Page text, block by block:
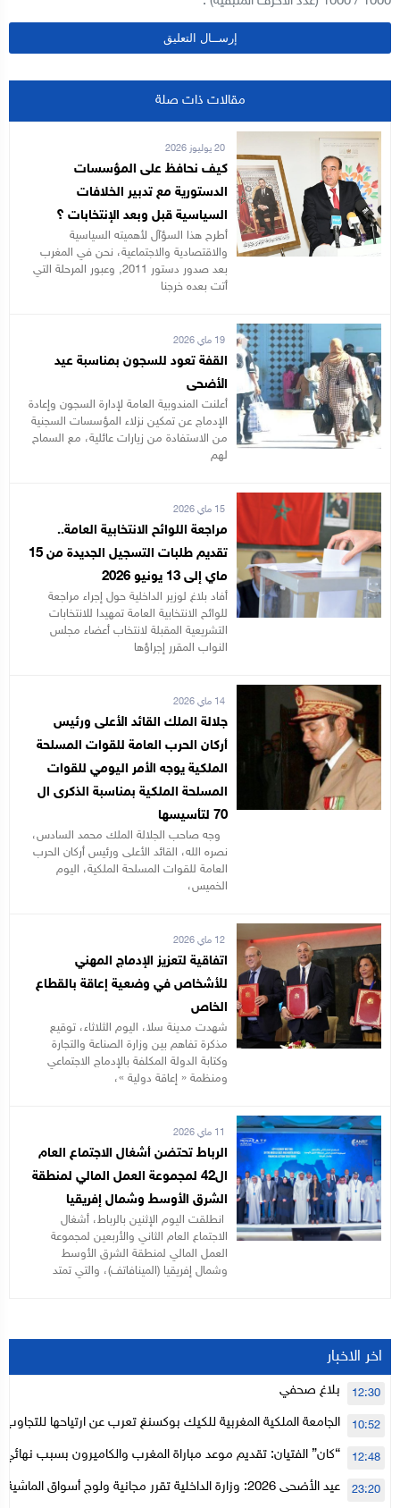
مقالات ذات صلة
20 يوليوز 2026
كيف نحافظ على المؤسسات
الدستورية مع تدبير الخلافات
السياسية قبل وبعد الإنتخابات ؟
أطرح هذا السؤآل لأهميته السياسية
والاقتصادية والاجتماعية، نحن في المغرب
بعد صدور دستور 2011, وعبور المرحلة التي
أتت بعده خرجنا
19 ماي 2026
القفة تعود للسجون بمناسبة عيد
الأضحى
أعلنت المندوبية العامة لإدارة السجون وإعادة
الإدماج عن تمكين نزلاء المؤسسات السجنية
من الاستفادة من زيارات عائلية، مع السماح
لهم
15 ماي 2026
مراجعة اللوائح الانتخابية العامة..
تقديم طلبات التسجيل الجديدة من 15
ماي إلى 13 يونيو 2026
أفاد بلاغ لوزير الداخلية حول إجراء مراجعة
للوائح الانتخابية العامة تمهيدا للانتخابات
التشريعية المقبلة لانتخاب أعضاء مجلس
النواب المقرر إجراؤها
14 ماي 2026
جلالة الملك القائد الأعلى ورئيس
أركان الحرب العامة للقوات المسلحة
الملكية يوجه الأمر اليومي للقوات
المسلحة الملكية بمناسبة الذكرى ال
70 لتأسيسها
وجه صاحب الجلالة الملك محمد السادس،
نصره الله، القائد الأعلى ورئيس أركان الحرب
العامة للقوات المسلحة الملكية، اليوم
الخميس،
12 ماي 2026
اتفاقية لتعزيز الإدماج المهني
للأشخاص في وضعية إعاقة بالقطاع
الخاص
شهدت مدينة سلا، اليوم الثلاثاء، توقيع
مذكرة تفاهم بين وزارة الصناعة والتجارة
وكتابة الدولة المكلفة بالإدماج الاجتماعي
ومنظمة « إعاقة دولية »،
الرباط تحتضن أشغال الاجتماع العام
ال42 لمجموعة العمل المالي لمنطقة
الشرق الأوسط وشمال إفريقيا
انطلقت اليوم الإثنين بالرباط، أشغال
الاجتماع العام الثاني والأربعين لمجموعة
العمل المالي لمنطقة الشرق الأوسط
وشمال إفريقيا (المينافاتف)، والتي تمتد
اخر الاخبار
بلاغ صحفي 12:30
الجامعة الملكية المغربية للكيك بوكسنغ تعرب عن ارتياحها
الأعلى للحسابات
10:52
“كان” الفتيان: تقديم موعد مباراة المغرب والكاميرون بسبب نهائي 12:48
عيد الأضحى 2026: وزارة الداخلية تقرر مجانية ولوج أسواق
23:20